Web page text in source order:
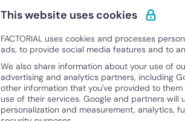
en forma taxativa, el
presencial o
Nueva cultura
transversal, incentiva
multiculturales,
resultados.
This website uses cookies
FACTORIAL uses cookies and processes
ads, to provide social media features and to
We also share information about your use of
advertising and analytics partners, including
other information that you've provided to
use of their services. Google and partners will
personalization and measurement, analytics,